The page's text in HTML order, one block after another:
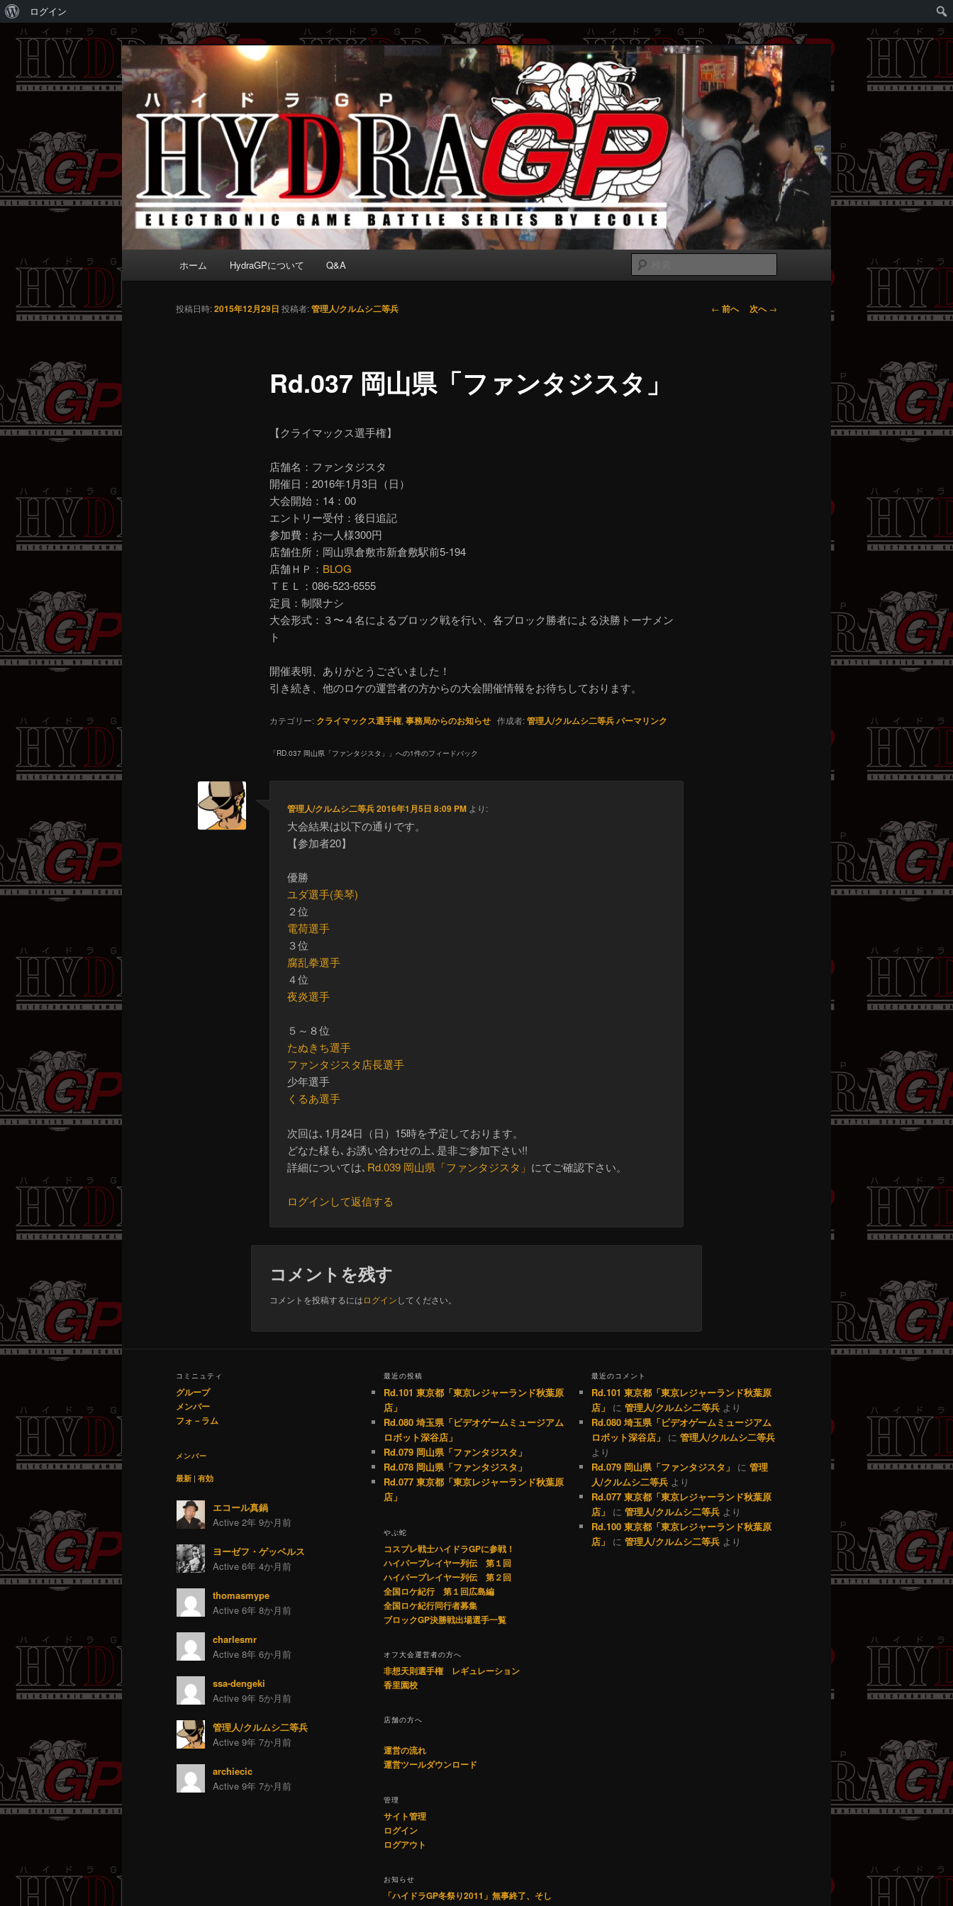
WordPress
に
つ
い
ログイン
メ
ン
テ
ン
ツ
へ
移
HydraGP
Electronic game battle series by ECOLE
索
ホーム HydraGPについて Q&A
投
← 前へ 次へ→
Rd.037 岡山県「ファンタジスタ」
投稿日時:2015年12月29日 投稿者:管理人/クルムシ二等兵
【クライマックス選手権】
店舗名：ファンタジスタ
開催日：2016年1月3日（日）
大会開始：14：00
エントリー受付：後日追記
参加費：お一人様300円
店舗住所：岡山県倉敷市新倉敷駅前5-194
店舗ＨＰ： BLOG
ＴＥＬ：086-523-6555
定員：制限ナシ
大会形式：３〜４名によるブロック戦を行い、各ブロック勝者による決勝トーナメン
ト
開催表明、ありがとうございました！
引き続き、他のロケの運営者の方からの大会開催情報をお待ちしております。
カテゴリー: クライマックス選手権, 事務局からのお知らせ作成者:管理人/クルムシ二等兵パーマリンク
「RD.037 岡山県「ファンタジスタ」 」への1件のフィードバック
管理人/クルムシ二等兵2016年1月5日 8:09 PM より:
大会結果は以下の通りです。
【参加者20】
優勝
ユダ選手(美琴)
２位
電荷選手
３位
腐乱拳選手
４位
夜炎選手
５～８位
たぬきち選手
ファンタジスタ店長選手
少年選手
くるあ選手
次回は､1月24日（日）15時を予定しております。
どなた様も､お誘い合わせの上､是非ご参加下さい!!
詳細については､ Rd.039 岡山県「ファンタジスタ」 にてご確認下さい。
ログインして返信する
コメントを残す
コメントを投稿するにはログインしてください。
コミニュティ
グループ
メンバー
フォ－ラム
メンバー
最新 | 有効
エコール真鍋
Active 2年 9か月前
ヨーゼフ・ゲッベルス
Active 6年 4か月前
thomasmype
Active 6年 8か月前
charlesmr
Active 8年 6か月前
ssa-dengeki
Active 9年 5か月前
管理人/クルムシ二等兵
Active 9年 7か月前
archiecic
Active 9年 7か月前
最近の投稿
Rd.101 東京都「東京レジャーランド秋葉原
店」
Rd.080 埼玉県「ビデオゲームミュージアム
ロボット深谷店」
Rd.079 岡山県「ファンタジスタ」
Rd.078 岡山県「ファンタジスタ」
Rd.077 東京都「東京レジャーランド秋葉原
店」
やぶ蛇
コスプレ戦士ハイドラGPに参戦！
ハイパープレイヤー列伝 第１回
ハイパープレイヤー列伝 第２回
全国ロケ紀行 第１回広島編
全国ロケ紀行同行者募集
ブロックGP決勝戦出場選手一覧
オフ大会運営者の方へ
非想天則選手権 レギュレーション
香里園校
店舗の方へ
運営の流れ
運営ツールダウンロード
管理
サイト管理
ログイン
ログアウト
お知らせ
「ハイドラGP冬祭り2011」無事終了、そし
最近のコメント
Rd.101 東京都「東京レジャーランド秋葉原
店」
に 管理人/クルムシ二等兵より
Rd.080 埼玉県「ビデオゲームミュージアム
ロボット深谷店」
に 管理人/クルムシ二等兵
より
Rd.079 岡山県「ファンタジスタ」
に 管理
人/クルムシ二等兵より
Rd.077 東京都「東京レジャーランド秋葉原
店」
に 管理人/クルムシ二等兵より
Rd.100 東京都「東京レジャーランド秋葉原
店」
に 管理人/クルムシ二等兵より